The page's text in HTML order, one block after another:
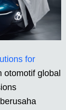
for
otomotif global